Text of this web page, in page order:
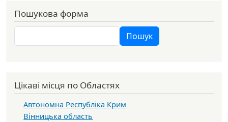
Пошукова форма
Пошук Пошук
Цікаві місця по Областях
Автономна Республіка Крим
Вінницька область